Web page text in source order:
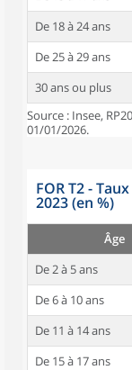
De 18 à 24 ans
De 25 à 29 ans
30 ans ou plus
Source : Insee,
01/01/2026.
FOR T2 -
2023 (en %)
Âge
De 2 à 5 ans
De 6 à 10 ans
De 11 à 14 ans
De 15 à 17 ans